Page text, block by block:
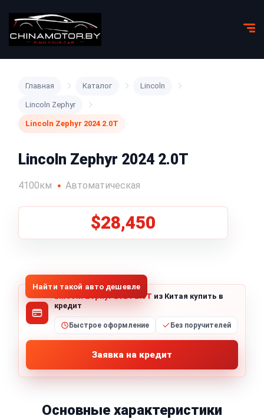
Главная Каталог Lincoln
Lincoln Zephyr
Lincoln Zephyr 2024 2.0T
Lincoln Zephyr 2024 2.0T
4100км Автоматическая
$28,450
Найти такой авто дешевле
Lincoln Zephyr 2024 2.0T из Китая купить в
кредит
Быстрое оформление Без поручителей
Заявка на кредит
Основные характеристики